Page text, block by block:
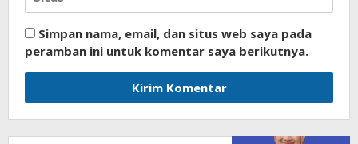
Simpan nama, email, dan situs web saya pada
peramban ini untuk komentar saya berikutnya.